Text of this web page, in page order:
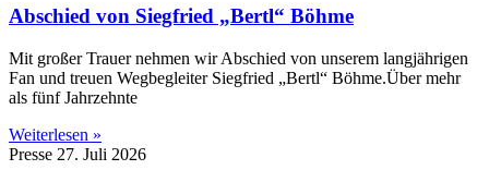
Abschied von Siegfried „Bertl“ Böhme
Mit großer Trauer nehmen wir Abschied von unserem langjährigen
Fan und treuen Wegbegleiter Siegfried „Bertl“ Böhme.Über mehr
als fünf Jahrzehnte
Weiterlesen »
Presse 27. Juli 2026